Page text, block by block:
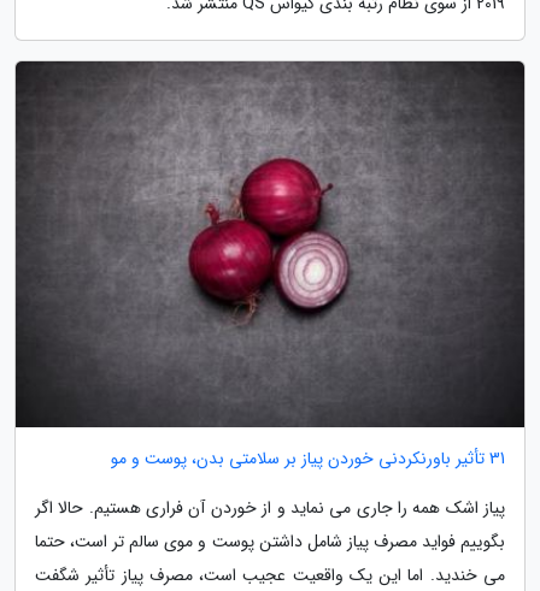
31 تأثیر باورنکردنی خوردن پیاز بر سلامتی بدن، پوست و مو
پیاز اشک همه را جاری می نماید و از خوردن آن فراری هستیم. حالا اگر
بگوییم فواید مصرف پیاز شامل داشتن پوست و موی سالم تر است، حتما
می خندید. اما این یک واقعیت عجیب است، مصرف پیاز تأثیر شگفت